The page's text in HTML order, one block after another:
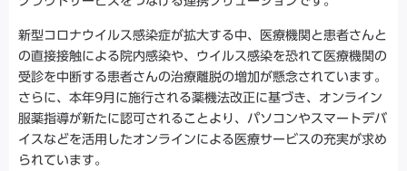
新型コロナウイルス感染症が拡大する中、医療機関と患者さんと
の直接接触による院内感染や、ウイルス感染を恐れて医療機関の
受診を中断する患者さんの治療離脱の増加が懸念されています。
さらに、本年9月に施行される薬機法改正に基づき、オンライン
服薬指導が新たに認可されることより、パソコンやスマートデバ
イスなどを活用したオンラインによる医療サービスの充実が求め
られています。